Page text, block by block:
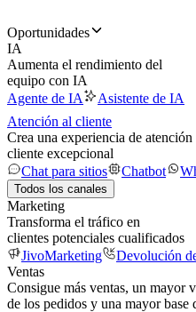
Oportunidades
IA
Aumenta el rendimiento del
equipo con IA
Agente de IA
Asistente de IA
Atención al cliente
Crea una experiencia de atención
cliente excepcional
Chat para sitios
Chatbot
Todos los canales
Marketing
Transforma el tráfico en
clientes potenciales cualificados
JivoMarketing
Devolución
Ventas
Consigue más ventas, un mayor
de los pedidos y una mayor base